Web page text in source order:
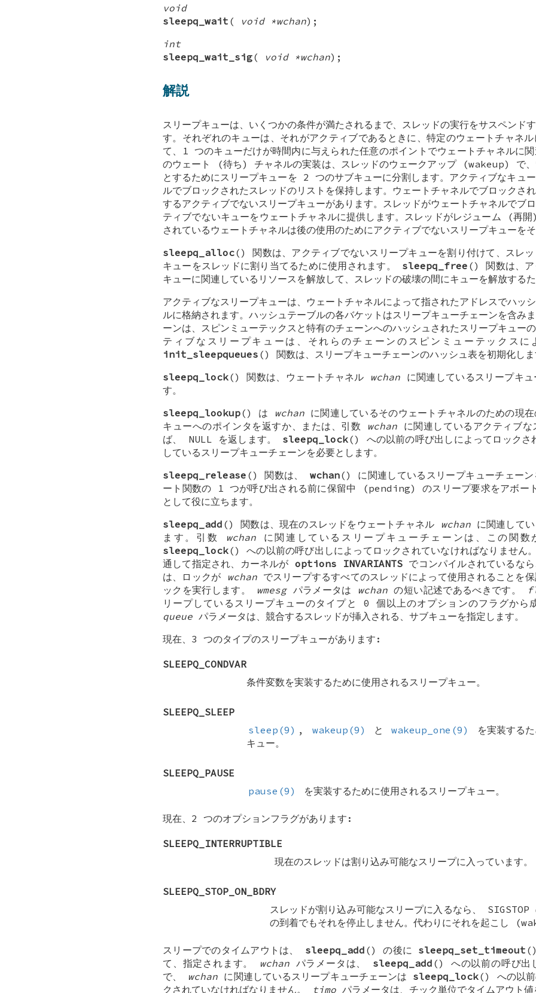
void
sleepq_wait ( void *wchan);
int
sleepq_wait_sig( void *wchan);
解説
スリープキューは、いくつかの条件が満たされるまで、スレッドの実行をサスペンド
す。それぞれのキューは、それがアクティブであるときに、特定のウェートチャネ
て、1 つのキューだけが時間内に与えられた任意のポイントでウェートチャネルに
のウェート (待ち) チャネルの実装は、スレッドのウェークアップ (wakeup) で、
とするためにスリープキューを 2 つのサブキューに分割します。アクティブなキュ
ルでブロックされたスレッドのリストを保持します。ウェートチャネルでブロックさ
するアクティブでないスリープキューがあります。スレッドがウェートチャネルでブ
ティブでないキューをウェートチャネルに提供します。スレッドがレジューム (再
されているウェートチャネルは後の使用のためにアクティブでないスリープキューをそ
sleepq_alloc() 関数は、アクティブでないスリープキューを割り付けて、スレ
キューをスレッドに割り当てるために使用されます。 sleepq_free () 関数は、ア
キューに関連しているリソースを解放して、スレッドの破壊の間にキューを解放するた
アクティブなスリープキューは、ウェートチャネルによって指されたアドレスでハッ
ルに格納されます。ハッシュテーブルの各バケットはスリープキューチェーンを含み
ーンは、スピンミューテックスと特有のチェーンへのハッシュされたスリープキュー
ティブなスリープキューは、それらのチェーンのスピンミューテックスに
init_sleepqueues () 関数は、スリープキューチェーンのハッシュ表を初期化しま
sleepq_lock() 関数は、ウェートチャネル wchan に関連しているスリープキ
す。
sleepq_lookup() は wchanに関連しているそのウェートチャネルのための現
キューへのポインタを返すか、または、引数 wchan に関連しているアクティブ
ば、 NULL を返します。 sleepq_lock() への以前の呼び出しによってロックさ
しているスリープキューチェーンを必要とします。
sleepq_release () 関数は、wchan() に関連しているスリープキューチェーン
ート関数の 1 つが呼び出される前に保留中 (pending) のスリープ要求をアボ
として役に立ちます。
sleepq_add () 関数は、現在のスレッドをウェートチャネル wchanに関連してい
ます。引数 wchanに関連しているスリープキューチェーンは、この関数
sleepq_lock() への以前の呼び出しによってロックされていなければなりません
通して指定され、カーネルが options INVARIANTS でコンパイルされているな
は、ロックが wchanでスリープするすべてのスレッドによって使用されることを
ックを実行します。 wmesgパラメータは wchan の短い記述であるべきです。
リープしているスリープキューのタイプと 0 個以上のオプションのフラグから
queue パラメータは、競合するスレッドが挿入される、サブキューを指定します。
現在、3 つのタイプのスリープキューがあります:
SLEEPQ_CONDVAR
条件変数を実装するために使用されるスリープキュー。
SLEEPQ_SLEEP
sleep(9) , wakeup(9) と wakeup_one(9)
を実装する
キュー。
SLEEPQ_PAUSE
pause(9)
を実装するために使用されるスリープキュー。
現在、2 つのオプションフラグがあります:
SLEEPQ_INTERRUPTIBLE
現在のスレッドは割り込み可能なスリープに入っています。
SLEEPQ_STOP_ON_BDRY
スレッドが割り込み可能なスリープに入るなら、 SIGSTOP
の到着でもそれを停止しません。代わりにそれを起こし
スリープでのタイムアウトは、 sleepq_add () の後に sleepq_set_timeout
て、指定されます。 wchanパラメータは、 sleepq_add () への以前の呼び出
で、 wchan に関連しているスリープキューチェーンは sleepq_lock() への以前
クされていなければなりません。
timo パラメータは、チック単位でタイムアウト値